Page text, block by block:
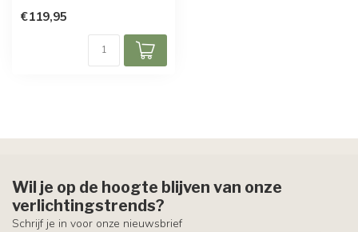
€119,95
Wil je op de hoogte blijven van onze
verlichtingstrends?
Schrijf je in voor onze nieuwsbrief